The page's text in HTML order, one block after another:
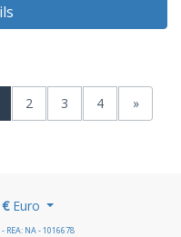
2 3 4 »
€Euro
REA: NA - 1016678